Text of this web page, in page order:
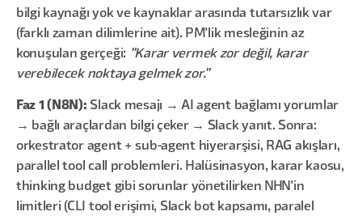
bilgi kaynağı yok ve kaynaklar arasında tutarsızlık var
(farklı zaman dilimlerine ait). PM'lik mesleğinin az
konuşulan gerçeği: "Karar vermek zor değil, karar
verebilecek noktaya gelmek zor."
Faz 1 (N8N): Slack mesajı → AI agent bağlamı yorumlar
→ bağlı araçlardan bilgi çeker → Slack yanıt. Sonra:
orkestrator agent + sub-agent hiyerarşisi, RAG akışları,
parallel tool call problemleri. Halüsinasyon, karar kaosu,
thinking budget gibi sorunlar yönetilirken NHN'in
limitleri (CLI tool erişimi, Slack bot kapsamı, paralel